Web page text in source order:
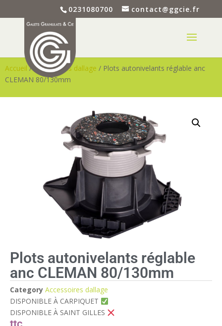
0231080700 contact@ggcie.fr
Accueil/Accessoires dallage / Plots autonivelants réglable anc
CLEMAN 80/130mm
Plots autonivelants réglable
anc CLEMAN 80/130mm
Category Accessoires dallage
DISPONIBLE À CARPIQUET
DISPONIBLE À SAINT GILLES